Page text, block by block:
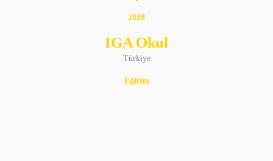
2018
IGA Okul
Türkiye
Eğitim